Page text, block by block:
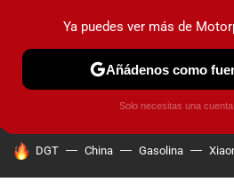
PRUEBAS COCHES ELÉCTRICOS
HOY SE HABLA DE
DGT China Gasolina
Ya puedes ver más de
Añádenos como
Solo necesitas una